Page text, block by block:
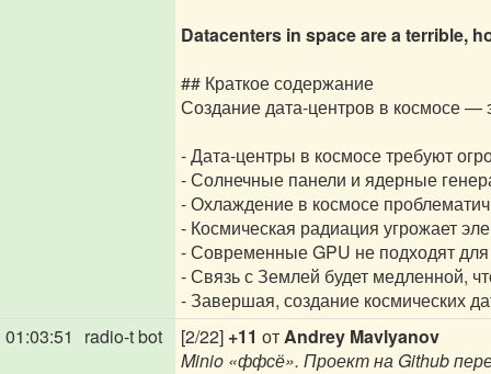
Datacenters in space are a terrible,
## Краткое содержание
Создание дата-центров в космосе —
- Дата-центры в космосе требуют
- Солнечные панели и ядерные
- Охлаждение в космосе
- Космическая радиация угрожает
- Современные GPU не подходят для
- Связь с Землей будет медленной,
- Завершая, создание космических
01:03:51
radio-t bot [2/22] +11 отAndrey Mavlyanov
Minio «ффсё». Проект на Github